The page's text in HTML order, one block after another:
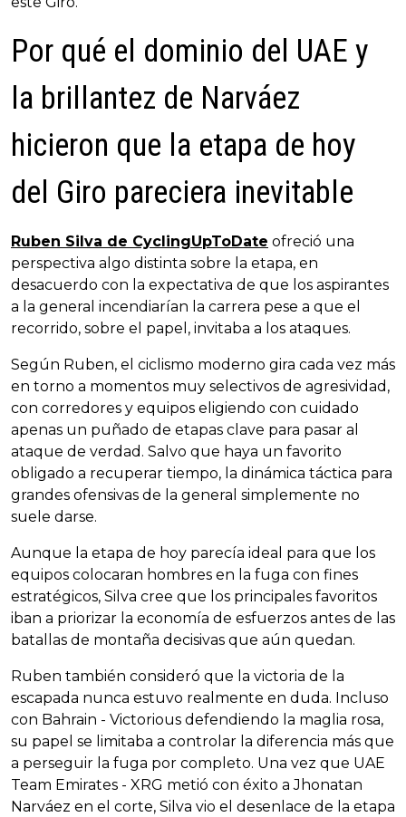
Por qué el dominio del UAE y
la brillantez de Narváez
hicieron que la etapa de hoy
del Giro pareciera inevitable
Ruben Silva de CyclingUpToDate ofreció una
perspectiva algo distinta sobre la etapa, en
desacuerdo con la expectativa de que los aspirantes
a la general incendiarían la carrera pese a que el
recorrido, sobre el papel, invitaba a los ataques.
Según Ruben, el ciclismo moderno gira cada vez más
en torno a momentos muy selectivos de agresividad,
con corredores y equipos eligiendo con cuidado
apenas un puñado de etapas clave para pasar al
ataque de verdad. Salvo que haya un favorito
obligado a recuperar tiempo, la dinámica táctica para
grandes ofensivas de la general simplemente no
suele darse.
Aunque la etapa de hoy parecía ideal para que los
equipos colocaran hombres en la fuga con fines
estratégicos, Silva cree que los principales favoritos
iban a priorizar la economía de esfuerzos antes de las
batallas de montaña decisivas que aún quedan.
Ruben también consideró que la victoria de la
escapada nunca estuvo realmente en duda. Incluso
con Bahrain - Victorious defendiendo la maglia rosa,
su papel se limitaba a controlar la diferencia más que
a perseguir la fuga por completo. Una vez que UAE
Team Emirates - XRG metió con éxito a Jhonatan
Narváez en el corte, Silva vio el desenlace de la etapa